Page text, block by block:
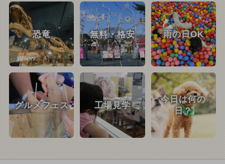
恐竜 無料・格安 雨の日OK
グルメフェス 工場見学
今日は何の
日？